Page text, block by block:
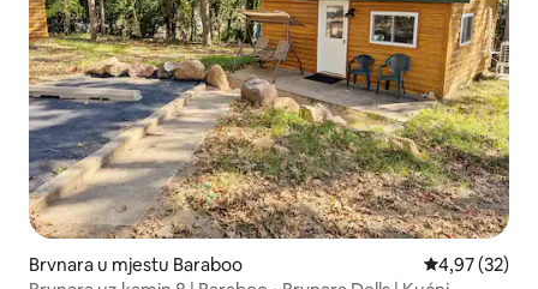
Brvnara u mjestu Baraboo Prosječna
4,97 (32)